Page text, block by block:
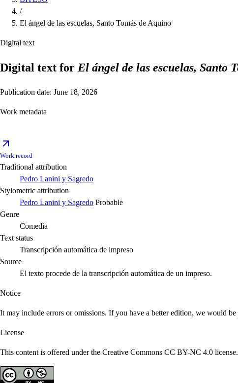
/
El ángel de las escuelas, Santo Tomás de Aquino
Digital text
Digital text for El ángel de las escuelas, Santo
Publication date: June 18, 2026
Work metadata
Work record
Traditional attribution
Pedro Lanini y Sagredo
Stylometric attribution
Pedro Lanini y Sagredo Probable
Genre
Comedia
Text status
Transcripción automática de impreso
Source
El texto procede de la transcripción automática de un impreso.
Notice
It may include errors or omissions. If you have a better edition, we would
License
This content is offered under the Creative Commons CC BY-NC 4.0